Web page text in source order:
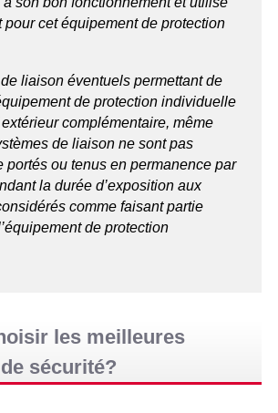
pour cet équipement de protection
liaison éventuels permettant de
de protection individuelle
complémentaire, même
de liaison ne sont pas
portés ou tenus en permanence par
la durée d’exposition aux
comme faisant partie
de protection
les meilleures
sécurité?